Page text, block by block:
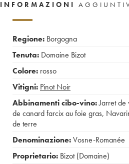
INFORMAZIONI
Regione: Borgogna
Tenuta: Domaine Bizot
Colore: rosso
Vitigni: Pinot Noir
Abbinamenti cibo-vino:Jarret de
de canard farcix au foie gras,
de terre
Denominazione:Vosne-Romanée
Proprietario: Bizot (Domaine)